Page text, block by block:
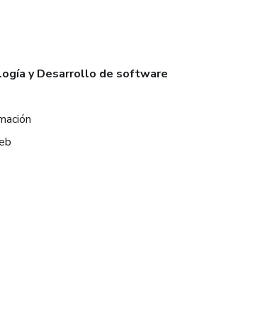
y Desarrollo de software